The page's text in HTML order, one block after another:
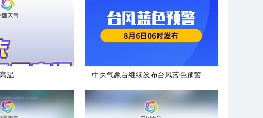
温 中央气象台继续发布台风蓝色预警